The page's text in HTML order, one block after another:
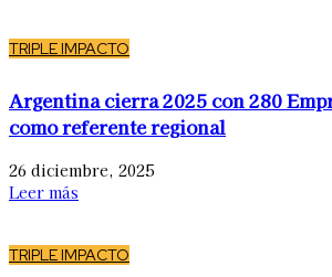
TRIPLE IMPACTO
Argentina cierra 2025 con 280
como referente regional
26 diciembre, 2025
Leer más
TRIPLE IMPACTO